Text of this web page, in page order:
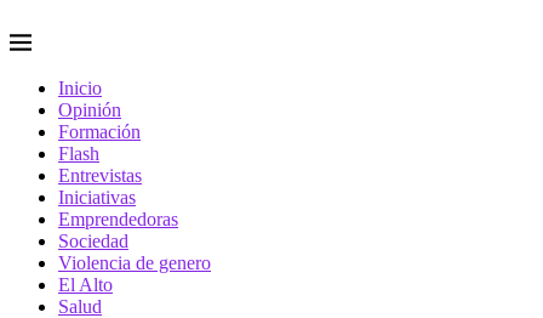
Inicio
Opinión
Formación
Flash
Entrevistas
Iniciativas
Emprendedoras
Sociedad
Violencia de genero
El Alto
Salud